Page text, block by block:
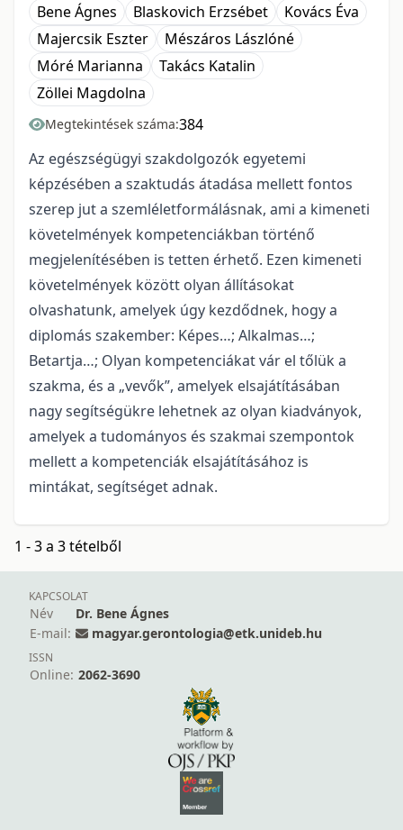
Bene Ágnes Blaskovich Erzsébet
Kovács Éva
Majercsik Eszter
Mészáros Lászlóné
Móré Marianna
Takács Katalin
Zöllei Magdolna
Megtekintések száma:384
Az egészségügyi szakdolgozók egyetemi
képzésében a szaktudás átadása mellett fontos
szerep jut a szemléletformálásnak, ami a kimeneti
követelmények kompetenciákban történő
megjelenítésében is tetten érhető. Ezen kimeneti
követelmények között olyan állításokat
olvashatunk, amelyek úgy kezdődnek, hogy a
diplomás szakember: Képes…; Alkalmas…;
Betartja…; Olyan kompetenciákat vár el tőlük a
szakma, és a „vevők”, amelyek elsajátításában
nagy segítségükre lehetnek az olyan kiadványok,
amelyek a tudományos és szakmai szempontok
mellett a kompetenciák elsajátításához is
mintákat, segítséget adnak.
1 - 3 a 3 tételből
KAPCSOLAT
Név
Dr. Bene Ágnes
E-mail:
magyar.gerontologia@etk.unideb.hu
ISSN
Online: 2062-3690